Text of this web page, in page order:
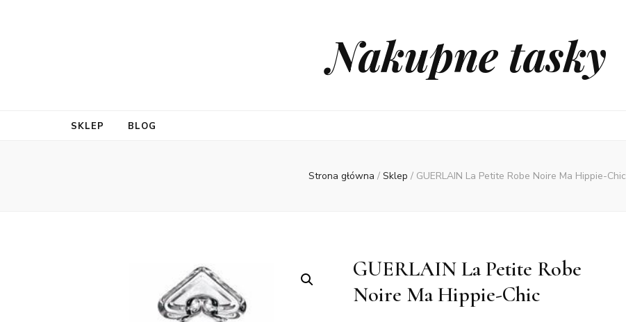
Nakupne tasky
SKLEP BLOG
Strona główna / Sklep / GUERLAIN La Petite Robe Noire Ma Hippie-Chic
GUERLAIN La Petite Robe
Noire Ma Hippie-Chic